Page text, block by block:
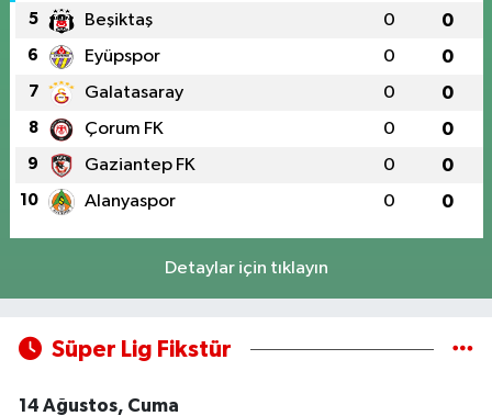
5 Beşiktaş 0 0
6 Eyüpspor 0 0
7 Galatasaray 0 0
8 Çorum FK 0 0
9 Gaziantep FK 0 0
10 Alanyaspor 0 0
Detaylar için tıklayın
Süper Lig Fikstür
14 Ağustos, Cuma